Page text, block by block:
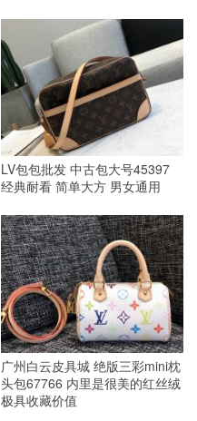
LV包包批发 中古包大号45397
经典耐看 简单大方 男女通用
广州白云皮具城 绝版三彩mini枕
头包67766 内里是很美的红丝绒
极具收藏价值